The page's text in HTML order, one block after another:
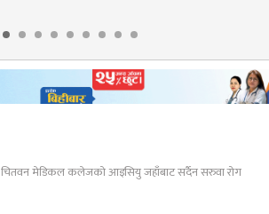
चितवन मेडिकल कलेजको आइसियु जहाँबाट सर्दैन सरुवा रोग